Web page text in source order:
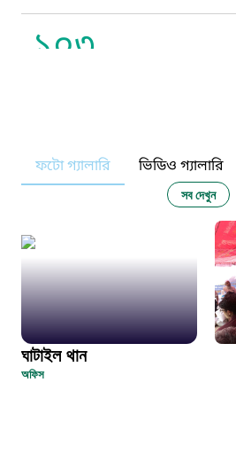
১০৩
নারী ও শিশু নির্যাতন প্রতিরোধ
১০৬
দুদক
১০২
দুর্যোগের আগাম বার্তা
ফটো গ্যালারি ভিডিও গ্যালারি
সব দেখুন
ঘাটাইল থান
অফিস